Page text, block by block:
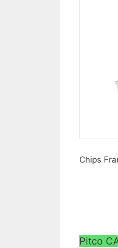
Chips
Pitco